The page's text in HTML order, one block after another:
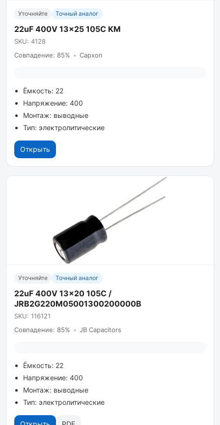
Уточняйте Точный аналог
22uF 400V 13x25 105C KM
SKU: 4128
Совпадение: 85% • Capxon
Ёмкость: 22
Напряжение: 400
Монтаж: выводные
Тип: электролитические
Открыть
Уточняйте Точный аналог
22uF 400V 13x20 105С /
JRB2G220M05001300200000B
SKU: 116121
Совпадение: 85% • JB Capacitors
Ёмкость: 22
Напряжение: 400
Монтаж: выводные
Тип: электролитические